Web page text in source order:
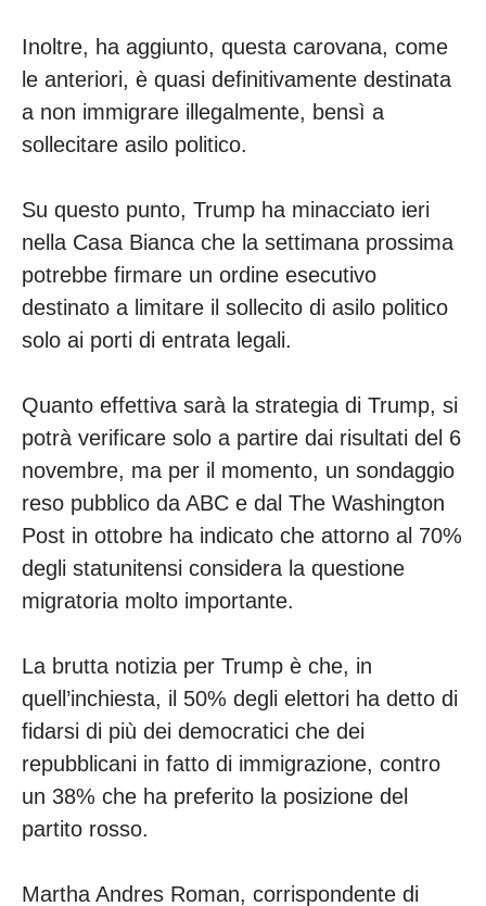
Inoltre, ha aggiunto, questa carovana, come
le anteriori, è quasi definitivamente destinata
a non immigrare illegalmente, bensì a
sollecitare asilo politico.
Su questo punto, Trump ha minacciato ieri
nella Casa Bianca che la settimana prossima
potrebbe firmare un ordine esecutivo
destinato a limitare il sollecito di asilo politico
solo ai porti di entrata legali.
Quanto effettiva sarà la strategia di Trump, si
potrà verificare solo a partire dai risultati del 6
novembre, ma per il momento, un sondaggio
reso pubblico da ABC e dal The Washington
Post in ottobre ha indicato che attorno al 70%
degli statunitensi considera la questione
migratoria molto importante.
La brutta notizia per Trump è che, in
quell’inchiesta, il 50% degli elettori ha detto di
fidarsi di più dei democratici che dei
repubblicani in fatto di immigrazione, contro
un 38% che ha preferito la posizione del
partito rosso.
Martha Andres Roman, corrispondente di